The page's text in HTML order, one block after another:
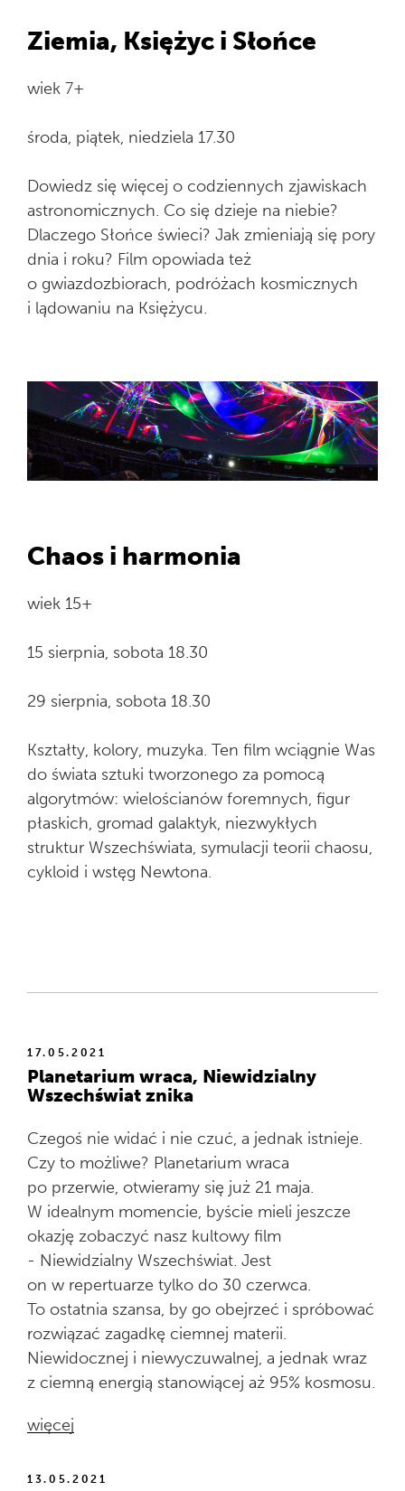
Ziemia, Księżyc i Słońce
wiek 7+
środa, piątek, niedziela 17.30
Dowiedz się więcej o codziennych zjawiskach
astronomicznych. Co się dzieje na niebie?
Dlaczego Słońce świeci? Jak zmieniają się pory
dnia i roku? Film opowiada też
o gwiazdozbiorach, podróżach kosmicznych
i lądowaniu na Księżycu.
Chaos i harmonia
wiek 15+
15 sierpnia, sobota 18.30
29 sierpnia, sobota 18.30
Kształty, kolory, muzyka. Ten film wciągnie Was
do świata sztuki tworzonego za pomocą
algorytmów: wielościanów foremnych, figur
płaskich, gromad galaktyk, niezwykłych
struktur Wszechświata, symulacji teorii chaosu,
cykloid i wstęg Newtona.
17.05.2021
Planetarium wraca, Niewidzialny
Wszechświat znika
Czegoś nie widać i nie czuć, a jednak istnieje.
Czy to możliwe? Planetarium wraca
po przerwie, otwieramy się już 21 maja.
W idealnym momencie, byście mieli jeszcze
okazję zobaczyć nasz kultowy film
- Niewidzialny Wszechświat. Jest
on w repertuarze tylko do 30 czerwca.
To ostatnia szansa, by go obejrzeć i spróbować
rozwiązać zagadkę ciemnej materii.
Niewidocznej i niewyczuwalnej, a jednak wraz
z ciemną energią stanowiącej aż 95% kosmosu.
więcej
13.05.2021